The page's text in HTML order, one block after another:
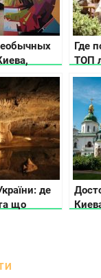
удивят
Где
ТОП
де
що